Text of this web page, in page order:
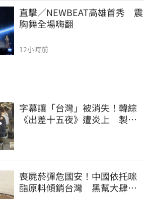
直擊／NEWBEAT高雄首秀　震
胸舞全場嗨翻
12小時前
字幕讓「台灣」被消失！韓綜
《出差十五夜》遭炎上 製作
喪屍菸彈危國安！中國依托咪
酯原料傾銷台灣 黑幫大肆走